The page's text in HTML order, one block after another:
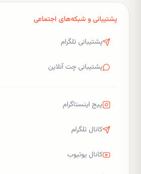
پشتیبانی و شبکه‌های اجتماعی
پشتیبانی تلگرام
پشتیبانی چت آنلاین
پیج اینستاگرام
کانال تلگرام
کانال یوتیوب